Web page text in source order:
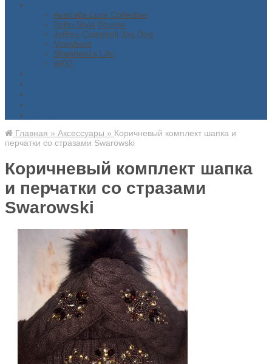
Australia Luxe Collective
Boho-Style Bourne
Jeffrey Campbell Jog Dog
Moovboot
Shepherd’s Life
WOZ
Главная » Аксессуары » Коричневый комплект шапка и
перчатки со стразами Swarowski
Коричневый комплект шапка
и перчатки со стразами
Swarowski